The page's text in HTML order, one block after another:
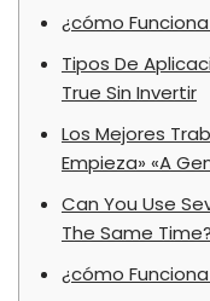
¿cómo
Tipos De
True Sin Invertir
Los Mejores
Empieza» «A
Can You Use
The Same Time?
¿cómo